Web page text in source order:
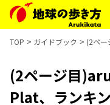
TOP ガイドブック (2ペー
(2ページ目
Plat、ランキ